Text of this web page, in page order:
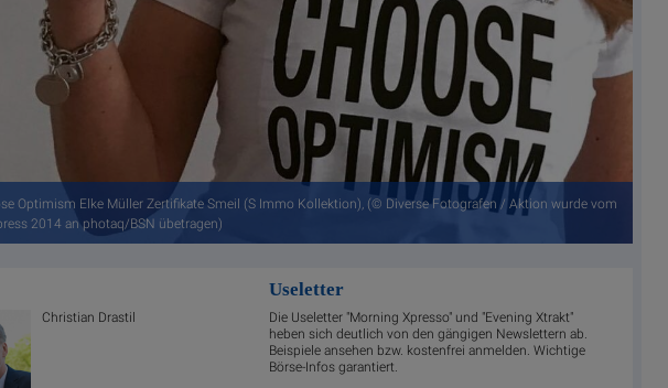
Optimism Elke Müller Zertifikate Smeil (S Immo Kollektion), (© Diverse Fotografen / Aktion wurde vom
2014 an photaq/BSN übetragen)
Christian Drastil
Useletter
Die Useletter "Morning Xpresso" und "Evening Xtrakt"
heben sich deutlich von den gängigen Newslettern ab.
Beispiele ansehen bzw. kostenfrei anmelden. Wichtige
Börse-Infos garantiert.